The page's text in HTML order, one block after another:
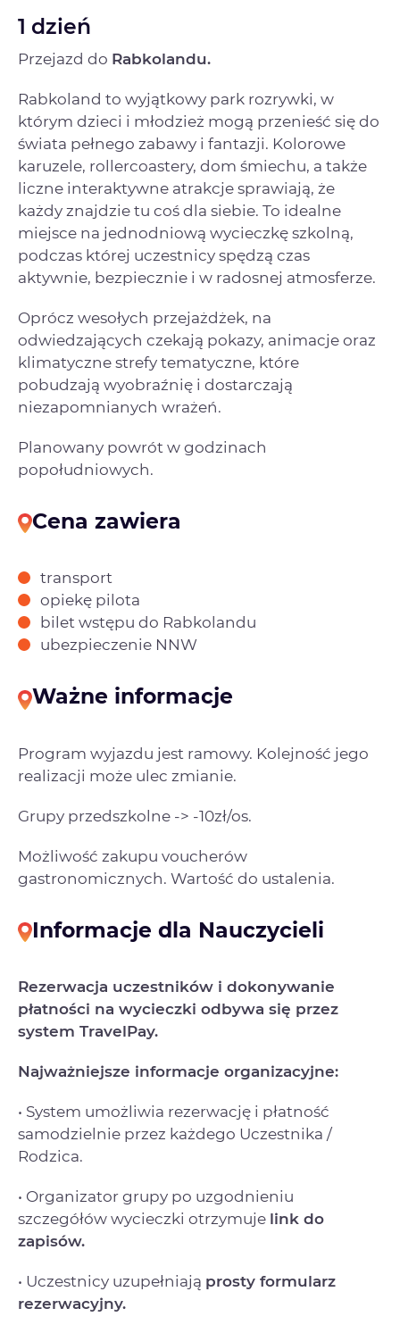
1 dzień
Przejazd do Rabkolandu.
Rabkoland to wyjątkowy park rozrywki, w
którym dzieci i młodzież mogą przenieść się do
świata pełnego zabawy i fantazji. Kolorowe
karuzele, rollercoastery, dom śmiechu, a także
liczne interaktywne atrakcje sprawiają, że
każdy znajdzie tu coś dla siebie. To idealne
miejsce na jednodniową wycieczkę szkolną,
podczas której uczestnicy spędzą czas
aktywnie, bezpiecznie i w radosnej atmosferze.
Oprócz wesołych przejażdżek, na
odwiedzających czekają pokazy, animacje oraz
klimatyczne strefy tematyczne, które
pobudzają wyobraźnię i dostarczają
niezapomnianych wrażeń.
Planowany powrót w godzinach
popołudniowych.
Cena zawiera
transport
opiekę pilota
bilet wstępu do Rabkolandu
ubezpieczenie NNW
Ważne informacje
Program wyjazdu jest ramowy. Kolejność jego
realizacji może ulec zmianie.
Grupy przedszkolne -> -10zł/os.
Możliwość zakupu voucherów
gastronomicznych. Wartość do ustalenia.
Informacje dla Nauczycieli
Rezerwacja uczestników i dokonywanie
płatności na wycieczki odbywa się przez
system TravelPay.
Najważniejsze informacje organizacyjne:
• System umożliwia rezerwację i płatność
samodzielnie przez każdego Uczestnika /
Rodzica.
• Organizator grupy po uzgodnieniu
szczegółów wycieczki otrzymuje link do
zapisów.
• Uczestnicy uzupełniają prosty formularz
rezerwacyjny.